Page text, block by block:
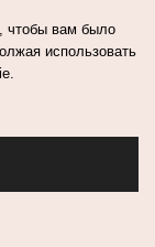
чтобы вам было
использовать